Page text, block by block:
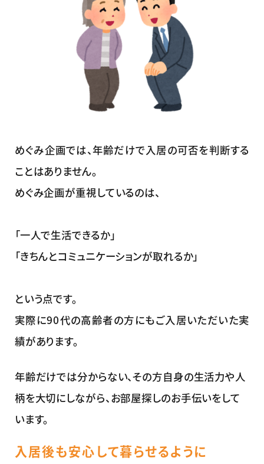
めぐみ企画では、年齢だけで入居の可否を判断する
ことはありません。
めぐみ企画が重視しているのは、
「一人で生活できるか」
「きちんとコミュニケーションが取れるか」
という点です。
実際に90代の高齢者の方にもご入居いただいた実
績があります。
年齢だけでは分からない、その方自身の生活力や人
柄を大切にしながら、お部屋探しのお手伝いをして
います。
入居後も安心して暮らせるように